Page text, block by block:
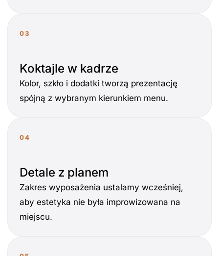
03
Koktajle w kadrze
Kolor, szkło i dodatki tworzą prezentację
spójną z wybranym kierunkiem menu.
04
Detale z planem
Zakres wyposażenia ustalamy wcześniej,
aby estetyka nie była improwizowana na
miejscu.